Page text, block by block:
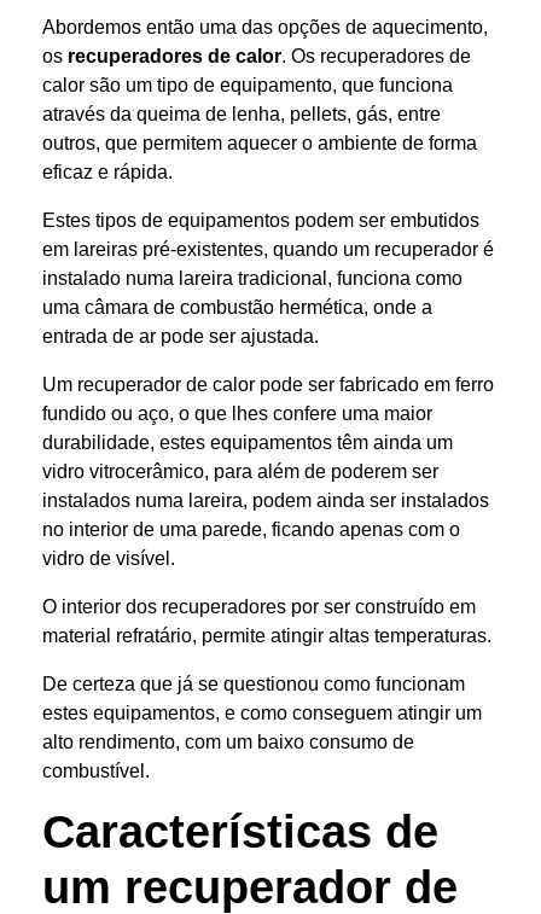
Abordemos então uma das opções de aquecimento,
os recuperadores de calor. Os recuperadores de
calor são um tipo de equipamento, que funciona
através da queima de lenha, pellets, gás, entre
outros, que permitem aquecer o ambiente de forma
eficaz e rápida.
Estes tipos de equipamentos podem ser embutidos
em lareiras pré-existentes, quando um recuperador é
instalado numa lareira tradicional, funciona como
uma câmara de combustão hermética, onde a
entrada de ar pode ser ajustada.
Um recuperador de calor pode ser fabricado em ferro
fundido ou aço, o que lhes confere uma maior
durabilidade, estes equipamentos têm ainda um
vidro vitrocerâmico, para além de poderem ser
instalados numa lareira, podem ainda ser instalados
no interior de uma parede, ficando apenas com o
vidro de visível.
O interior dos recuperadores por ser construído em
material refratário, permite atingir altas temperaturas.
De certeza que já se questionou como funcionam
estes equipamentos, e como conseguem atingir um
alto rendimento, com um baixo consumo de
combustível.
Características de
um recuperador de